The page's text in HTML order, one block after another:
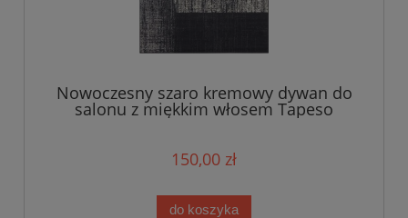
Nowoczesny szaro kremowy dywan do
salonu z miękkim włosem Tapeso
120x160cm
150,00 zł
do koszyka